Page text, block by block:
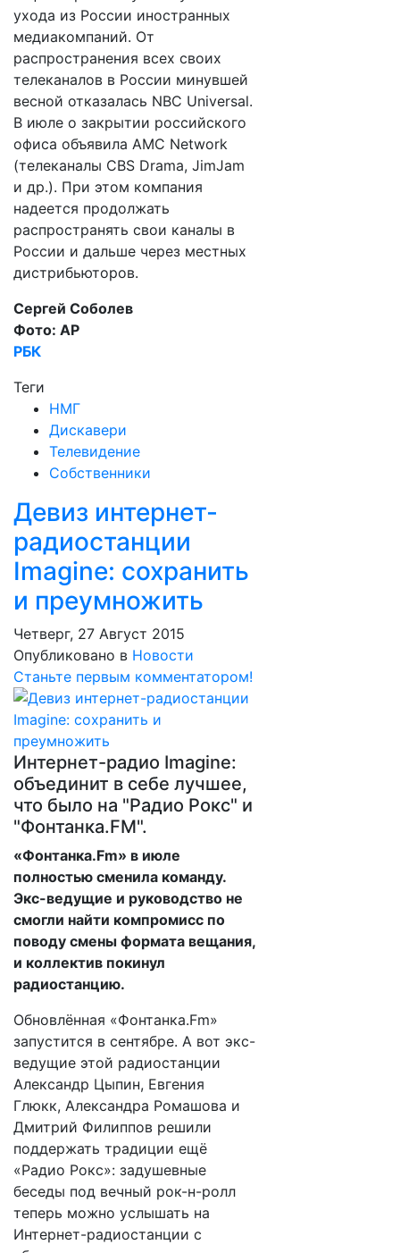
ухода из России иностранных
медиакомпаний. От
распространения всех своих
телеканалов в России минувшей
весной отказалась NBC Universal.
В июле о закрытии российского
офиса объявила AMC Network
(телеканалы CBS Drama, JimJam
и др.). При этом компания
надеется продолжать
распространять свои каналы в
России и дальше через местных
дистрибьюторов.
Сергей Соболев
Фото: AP
РБК
Теги
НМГ
Дискавери
Телевидение
Собственники
Девиз интернет-
радиостанции
Imagine: сохранить
и преумножить
Четверг, 27 Август 2015
Опубликовано в Новости
Станьте первым комментатором!
Интернет-радио Imagine:
объединит в себе лучшее,
что было на "Радио Рокс" и
"Фонтанка.FM".
«Фонтанка.Fm» в июле
полностью сменила команду.
Экс-ведущие и руководство не
смогли найти компромисс по
поводу смены формата вещания,
и коллектив покинул
радиостанцию.
Обновлённая «Фонтанка.Fm»
запустится в сентябре. А вот экс-
ведущие этой радиостанции
Александр Цыпин, Евгения
Глюкк, Александра Ромашова и
Дмитрий Филиппов решили
поддержать традиции ещё
«Радио Рокс»: задушевные
беседы под вечный рок-н-ролл
теперь можно услышать на
Интернет-радиостанции с